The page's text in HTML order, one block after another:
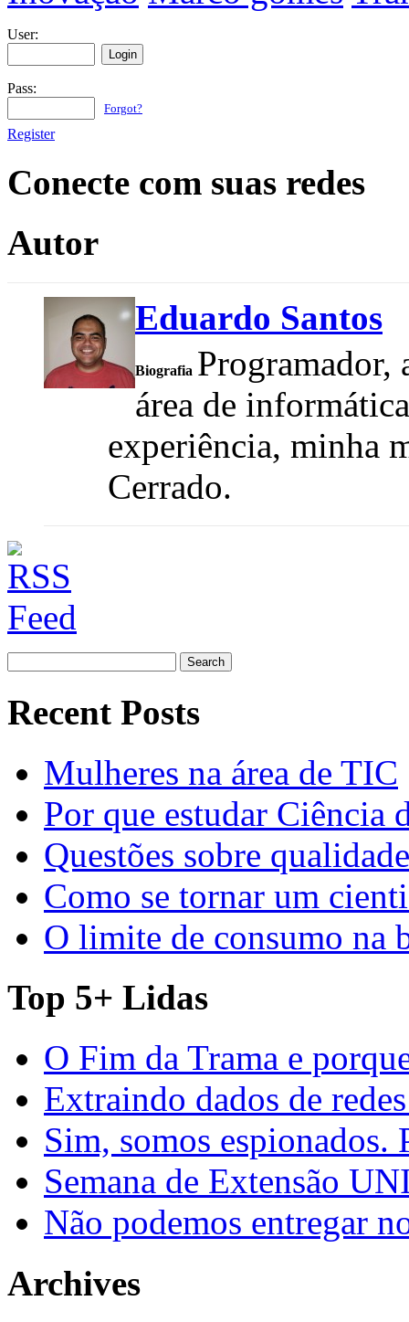
User:
Pass:
Forgot?
Register
Conecte com suas redes
Autor
Eduardo Santos
Biografia Programador,
área de
experiência, minha
Cerrado.
for:
Recent Posts
Mulheres na área de TIC
Por que estudar Ciência
Questões sobre
Como se tornar um
O limite de consumo na
Top 5+ Lidas
O Fim da Trama e
Extraindo dados de
Sim, somos espionados.
Semana de Extensão
Não podemos entregar
Archives